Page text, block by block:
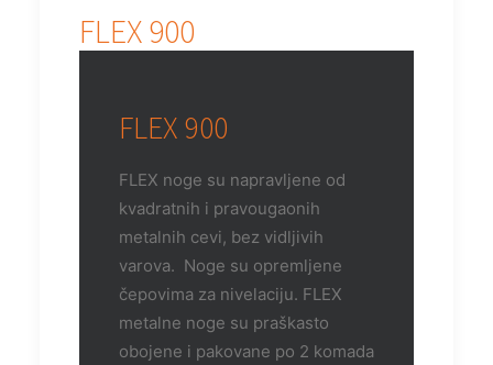
FLEX 900
FLEX 900
FLEX noge su napravljene od
kvadratnih i pravougaonih
metalnih cevi, bez vidljivih
varova. Noge su opremljene
čepovima za nivelaciju. FLEX
metalne noge su praškasto
obojene i pakovane po 2 komada